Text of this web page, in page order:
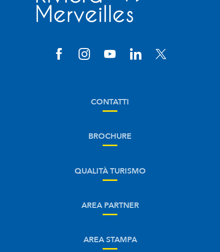
CONTATTI
BROCHURE
QUALITÀ TURISMO
AREA PARTNER
AREA STAMPA